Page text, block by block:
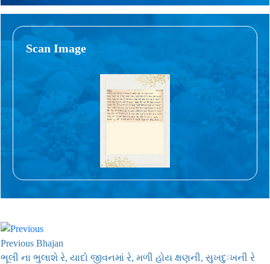
Scan Image
Previous Bhajan
ભૂલી ના ભુલાશે રે, યાદો જીવનમાં રે, મળી હોય ક્ષણની, સુખદુઃખની રે